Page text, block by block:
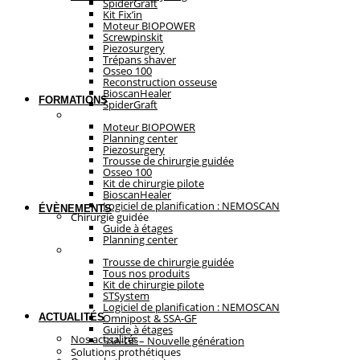
SpiderGraft
Moteur BIOPOWER
Piezosurgery
Osseo 100
BioscanHealer
Chirurgie guidée
Planning center
Trousse de chirurgie guidée
Kit de chirurgie pilote
Logiciel de planification : NEMOSCAN
Guide à étages
Solutions prothétiques
Tous nos produits
STSystem
Omnipost & SSA-GF
SSA-GF – Nouvelle génération
FORMATIONS
ÉVÈNEMENTS
ACTUALITÉS
Nos actualités
Kit Fix’in
Screwpinskit
Trépans shaver
Reconstruction osseuse
SpiderGraft
Moteur BIOPOWER
Piezosurgery
Osseo 100
BioscanHealer
Chirurgie guidée
Planning center
Trousse de chirurgie guidée
Kit de chirurgie pilote
Logiciel de planification : NEMOSCAN
Guide à étages
Solutions prothétiques